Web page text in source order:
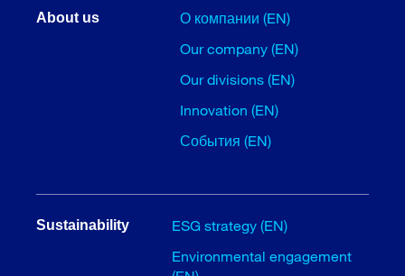
About us
О компании (EN)
Our company (EN)
Our divisions (EN)
Innovation (EN)
События (EN)
Sustainability
ESG strategy (EN)
Environmental engagement